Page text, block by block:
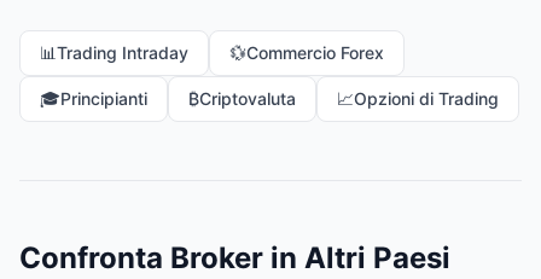
📊Trading Intraday 💱Commercio Forex
🎓Principianti ₿Criptovaluta 📈Opzioni di Trading
Confronta Broker in Altri Paesi